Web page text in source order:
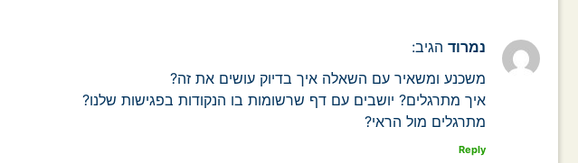
נמרוד הגיב:
משכנע ומשאיר עם השאלה איך בדיוק עושים את זה?
איך מתרגלים? יושבים עם דף שרשומות בו הנקודות בפגישות שלנו?
מתרגלים מול הראי?
Reply